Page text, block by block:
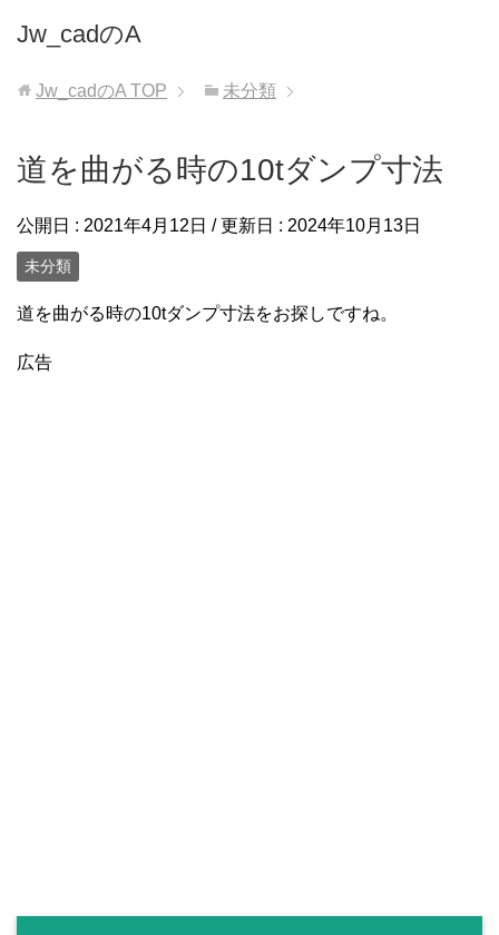
Jw_cadのA
Jw_cadのA TOP 未分類
道を曲がる時の10tダンプ寸法
公開日 : 2021年4月12日 / 更新日 : 2024年10月13日
未分類
道を曲がる時の10tダンプ寸法をお探しですね。
広告